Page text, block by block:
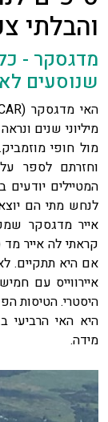
והבלתי
מדגסקר -
שנוסעים
מיליוני שנים
מול חופי
וחזרתם לספר
המטיילים
לנחש מתי הם
אייר מדגסקר
קראתי לה אייר
אם היא תתקיים.
איירווייס עם
היסטרי. הטיסות
היא האי הרביעי
מידה.